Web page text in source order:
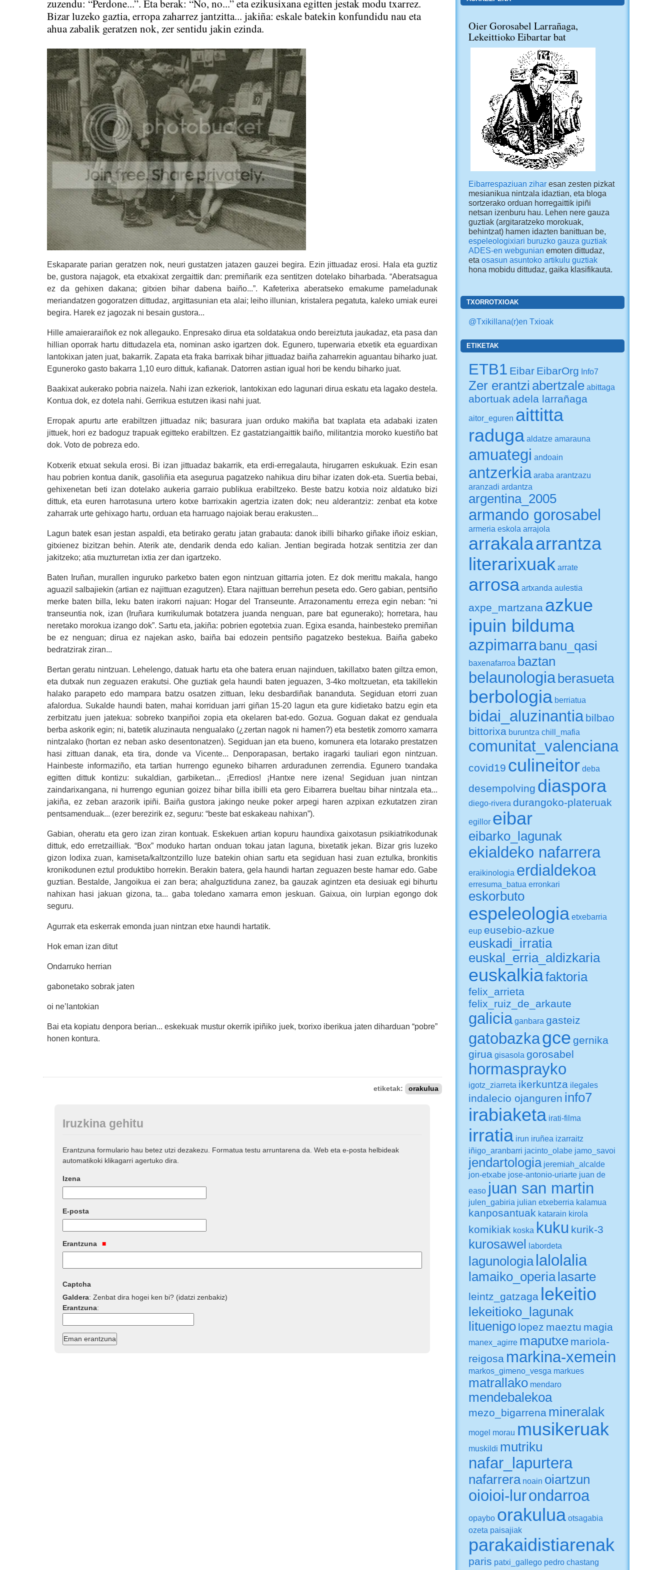
zuzendu: “Perdone...”. Eta berak: “No, no...” eta ezikusixana egitten jestak modu txarrez.
Bizar luzeko gaztia, erropa zaharrez jantzitta... jakiña: eskale batekin konfundidu nau eta
ahua zabalik geratzen nok, zer sentidu jakin ezinda.
Eskaparate parian geratzen nok, neuri gustatzen jatazen gauzei begira. Ezin jittuadaz erosi. Hala eta guztiz
be, gustora najagok, eta etxakixat zergaittik dan: premiñarik eza sentitzen dotelako biharbada. “Aberatsagua
ez da gehixen dakana; gitxien bihar dabena baiño...”. Kafeterixa aberatseko emakume pameladunak
meriandatzen gogoratzen dittudaz, argittasunian eta alai; leiho illunian, kristalera pegatuta, kaleko umiak eurei
begira. Harek ez jagozak ni besain gustora...
Hille amaieraraiñok ez nok allegauko. Enpresako dirua eta soldatakua ondo bereiztuta jaukadaz, eta pasa dan
hillian oporrak hartu dittudazela eta, nominan asko igartzen dok. Egunero, tuperwaria etxetik eta eguardixan
lantokixan jaten juat, bakarrik. Zapata eta fraka barrixak bihar jittuadaz baiña zaharrekin aguantau biharko juat.
Eguneroko gasto bakarra 1,10 euro dittuk, kafianak. Datorren astian igual hori be kendu biharko juat.
Baakixat aukerako pobria naizela. Nahi izan ezkeriok, lantokixan edo lagunari dirua eskatu eta lagako destela.
Kontua dok, ez dotela nahi. Gerrikua estutzen ikasi nahi juat.
Erropak apurtu arte erabiltzen jittuadaz nik; basurara juan orduko makiña bat txaplata eta adabaki izaten
jittuek, hori ez badoguz trapuak egitteko erabiltzen. Ez gastatziangaittik baiño, militantzia moroko kuestiño bat
dok. Voto de pobreza edo.
Kotxerik etxuat sekula erosi. Bi izan jittuadaz bakarrik, eta erdi-erregalauta, hirugarren eskukuak. Ezin esan
hau pobrien kontua danik, gasoliñia eta asegurua pagatzeko nahikua diru bihar izaten dok-eta. Suertia bebai,
gehixenetan beti izan dotelako aukeria garraio publikua erabiltzeko. Beste batzu kotxia noiz aldatuko bizi
dittuk, eta euren harrotasuna urtero kotxe barrixakin agertzia izaten dok; neu alderantziz: zenbat eta kotxe
zaharrak urte gehixago hartu, orduan eta harruago najoiak berau erakusten...
Lagun batek esan jestan aspaldi, eta betirako geratu jatan grabauta: danok ibilli biharko giñake iñoiz eskian,
gitxienez bizitzan behin. Aterik ate, dendarik denda edo kalian. Jentian begirada hotzak sentitzia zer dan
jakitzeko; atia muzturretan ixtia zer dan igartzeko.
Baten Iruñan, murallen inguruko parketxo baten egon nintzuan gittarria joten. Ez dok merittu makala, hango
aguazil salbajiekin (artian ez najittuan ezagutzen). Etara najittuan berrehun peseta edo. Gero gabian, pentsiño
merke baten billa, leku baten irakorri najuan: Hogar del Transeunte. Arrazonamentu erreza egin neban: “ni
transeuntia nok, izan (Iruñara kurrikulumak botatzera juanda nenguan, pare bat egunerako); horretara, hau
neretako morokua izango dok”. Sartu eta, jakiña: pobrien egotetxia zuan. Egixa esanda, hainbesteko premiñan
be ez nenguan; dirua ez najekan asko, baiña bai edozein pentsiño pagatzeko bestekua. Baiña gabeko
bedratzirak ziran...
Bertan geratu nintzuan. Lehelengo, datuak hartu eta ohe batera eruan najinduen, takillatxo baten giltza emon,
eta dutxak nun zeguazen erakutsi. Ohe guztiak gela haundi baten jeguazen, 3-4ko moltzuetan, eta takillekin
halako parapeto edo mampara batzu osatzen zittuan, leku desbardiñak bananduta. Segiduan etorri zuan
afalordua. Sukalde haundi baten, mahai korriduan jarri giñan 15-20 lagun eta gure kidietako batzu egin eta
zerbitzatu juen jatekua: sobreko txanpiñoi zopia eta okelaren bat-edo. Gozua. Goguan dakat ez genduala
berba askorik egin; ni, batetik aluzinauta nengualako (¿zertan nagok ni hamen?) eta bestetik zomorro xamarra
nintzalako (hortan ez neban asko desentonatzen). Segiduan jan eta bueno, komunera eta lotarako prestatzen
hasi zittuan danak, eta tira, donde va Vicente... Denporapasan, bertako iragarki tauliari egon nintzuan.
Hainbeste informaziño, eta tartian hurrengo eguneko biharren arduradunen zerrendia. Egunero txandaka
egitten dittuk kontizu: sukaldian, garbiketan... ¡Erredios! ¡Hantxe nere izena! Segiduan juan nintzan
zaindarixangana, ni hurrengo egunian goizez bihar billa ibilli eta gero Eibarrera bueltau bihar nintzala eta...
jakiña, ez zeban arazorik ipiñi. Baiña gustora jakingo neuke poker arpegi haren azpixan ezkutatzen ziran
pentsamenduak... (ezer berezirik ez, seguru: “beste bat eskakeau nahixan”).
Gabian, oheratu eta gero izan ziran kontuak. Eskekuen artian kopuru haundixa gaixotasun psikiatrikodunak
dittuk, edo erretzailliak. “Box” moduko hartan onduan tokau jatan laguna, bixetatik jekan. Bizar gris luzeko
gizon lodixa zuan, kamiseta/kaltzontzillo luze batekin ohian sartu eta segiduan hasi zuan eztulka, bronkitis
kronikodunen eztul produktibo horrekin. Berakin batera, gela haundi hartan zeguazen beste hamar edo. Gabe
guztian. Bestalde, Jangoikua ei zan bera; ahalguztiduna zanez, ba gauzak agintzen eta desiuak egi bihurtu
nahixan hasi jakuan gizona, ta... gaba toledano xamarra emon jeskuan. Gaixua, oin lurpian egongo dok
seguru.
Agurrak eta eskerrak emonda juan nintzan etxe haundi hartatik.
Hok eman izan ditut
Ondarruko herrian
gabonetako sobrak jaten
oi ne’lantokian
Bai eta kopiatu denpora berian... eskekuak mustur okerrik ipiñiko juek, txorixo iberikua jaten diharduan “pobre”
honen kontura.
etiketak: orakulua
Iruzkina gehitu
Erantzuna formulario hau betez utzi dezakezu. Formatua testu arruntarena da. Web eta e-posta helbideak
automatikoki klikagarri agertuko dira.
Izena
E-posta
Erantzuna
Captcha
Galdera:Zenbat dira hogei ken bi? (idatzi zenbakiz)
Erantzuna:
Oier Gorosabel Larrañaga,
Lekeittioko Eibartar bat
Eibarrespaziuan ziharesan zesten pizkat
mesianikua nintzala idaztian, eta bloga
sortzerako orduan horregaittik ipiñi
netsan izenburu hau. Lehen nere gauza
guztiak (argitaratzeko morokuak,
behintzat) hamen idazten banittuan be,
espeleologixiari buruzko gauza guztiak
ADES-en webgunian emoten dittudaz,
eta osasun asuntoko artikulu guztiak
hona mobidu dittudaz, gaika klasifikauta.
TXORROTXIOAK
@Txikillana(r)en Txioak
ETIKETAK
ETB1 Eibar EibarOrg Info7
Zer erantzi abertzale abittaga
abortuak adela larrañaga
aitor_eguren aittitta
raduga aldatze amarauna
amuategi andoain
antzerkia araba arantzazu
aranzadi ardantza
argentina_2005
armando gorosabel
armeria eskola arrajola
arrakalaarrantza
literarixuak arrate
arrosa artxanda aulestia
axpe_martzana azkue
ipuin bilduma
azpimarra banu_qasi
baxenafarroa baztan
belaunologia berasueta
berbologia berriatua
bidai_aluzinantia bilbao
bittorixa buruntza chill_mafia
comunitat_valenciana
covid19 culineitor deba
desempolving diaspora
diego-rivera durangoko-plateruak
egillor eibar
eibarko_lagunak
ekialdeko nafarrera
eraikinologia erdialdekoa
erresuma_batua erronkari
eskorbuto
espeleologia etxebarria
eup eusebio-azkue
euskadi_irratia
euskal_erria_aldizkaria
euskalkiafaktoria
felix_arrieta
felix_ruiz_de_arkaute
galicia ganbara gasteiz
gatobazkagce gernika
girua gisasola gorosabel
hormasprayko
igotz_ziarreta ikerkuntza ilegales
indalecio ojanguren info7
irabiaketa irati-filma
irratia irun iruñea izarraitz
iñigo_aranbarri jacinto_olabe jamo_savoi
jendartologia jeremiah_alcalde
jon-etxabe jose-antonio-uriarte juan de
easo juan san martin
julen_gabiria julian etxeberria kalamua
kanposantuak katarain kirola
komikiak koska kuku kurik-3
kurosawel labordeta
lagunologia lalolalia
lamaiko_operia lasarte
leintz_gatzaga lekeitio
lekeitioko_lagunak
lituenigo lopez maeztu magia
manex_agirre maputxe mariola-
reigosa markina-xemein
markos_gimeno_vesga markues
matrallako mendaro
mendebalekoa
mezo_bigarrena mineralak
mogel morau musikeruak
muskildi mutriku
nafar_lapurtera
nafarrera noain oiartzun
oioioi-lurondarroa
opaybo orakulua otsagabia
ozeta paisajiak
parakaidistiarenak
paris patxi_gallego pedro chastang